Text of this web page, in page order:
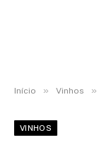
Início » Vinhos »
VINHOS